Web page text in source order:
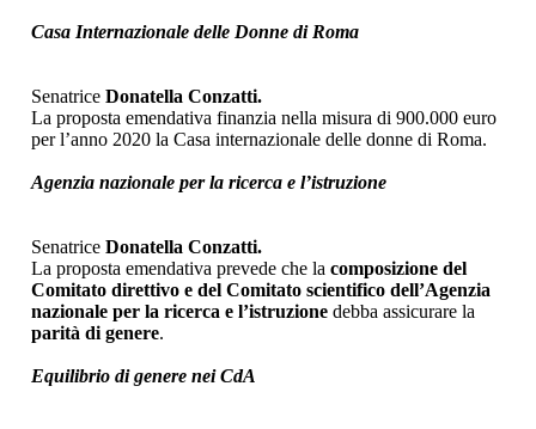
Casa Internazionale delle Donne di Roma
Senatrice Donatella Conzatti.
La proposta emendativa finanzia nella misura di 900.000 euro
per l’anno 2020 la Casa internazionale delle donne di Roma.
Agenzia nazionale per la ricerca e l’istruzione
Senatrice Donatella Conzatti.
La proposta emendativa prevede che la composizione del
Comitato direttivo e del Comitato scientifico dell’Agenzia
nazionale per la ricerca e l’istruzione debba assicurare la
parità di genere.
Equilibrio di genere nei CdA